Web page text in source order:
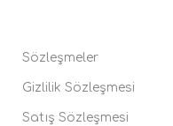
Sözleşmeler
Gizlilik Sözleşmesi
Satış Sözleşmesi